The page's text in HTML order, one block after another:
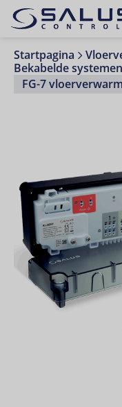
Startpagina
Bekabelde systemen
FG-7